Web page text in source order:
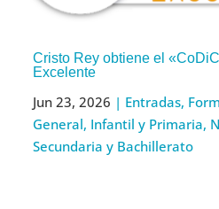
Cristo Rey obtiene el
Excelente
Jun 23, 2026 | Entradas,
General, Infantil y Primaria,
Secundaria y Bachillerato